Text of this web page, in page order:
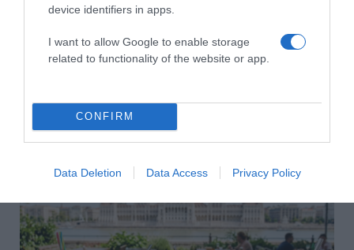
device identifiers in apps.
I want to allow Google to enable storage
related to functionality of the website or app.
CONFIRM
Data Deletion Data Access Privacy Policy
2026-08-06.
3 ok, amiért egy idősebb nő fiatalabb férfit választ